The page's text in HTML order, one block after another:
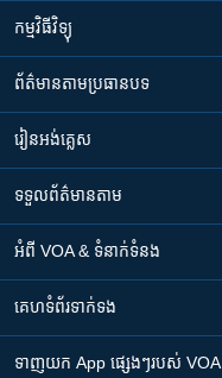
កម្មវិធី​វិទ្យុ
ព័ត៌មាន​តាមប្រធានបទ​
រៀន​​អង់គ្លេស
ទទួល​ព័ត៌មាន​តាម
អំពី​ VOA & ទំនាក់ទំនង
គេហទំព័រ​​ទាក់ទង
ទាញយក​ App ផ្សេងៗ​របស់​ VOA